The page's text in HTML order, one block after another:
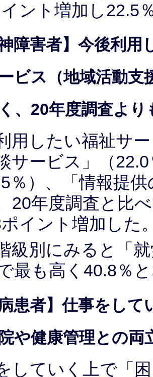
ント増加し22.5
神障害者】今後利
ビス（地域活動支
、20年度調査よ
用したい福祉サ
サービス」（
％）、「情報提
20年度調査と比
イント増加した
級別にみると「
最も高く40.8％
病患者】仕事をし
や健康管理との両
していく上で「